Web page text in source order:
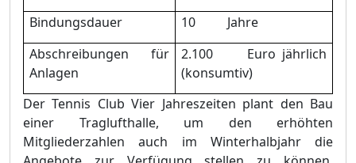
Bindungsdauer
10 Jahre
Abschreibungen für
Anlagen
2.100 Euro jährlich
(konsumtiv)
Der Tennis Club Vier Jahreszeiten plant den Bau
einer Traglufthalle, um den erhöhten
Mitgliederzahlen auch im Winterhalbjahr die